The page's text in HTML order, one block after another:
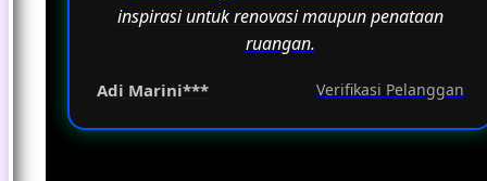
inspirasi untuk renovasi maupun penataan
ruangan.
Adi Marini*** Verifikasi Pelanggan